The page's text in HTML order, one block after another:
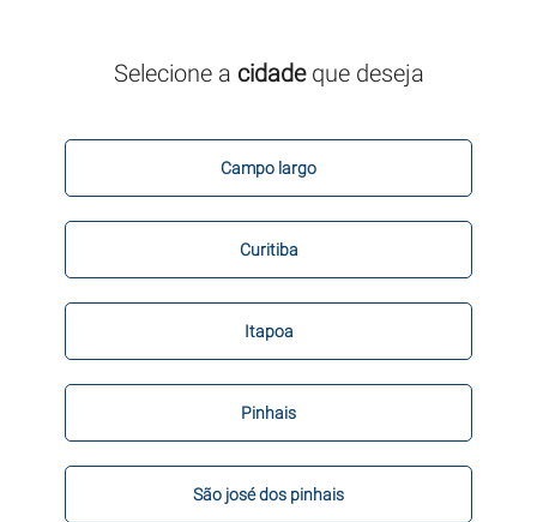
Selecione a cidadeque deseja
Campo largo
Curitiba
Itapoa
Pinhais
São josé dos pinhais